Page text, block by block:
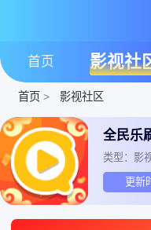
首页 影视社
首页 > 影视社区
全民乐
类型：影
更新